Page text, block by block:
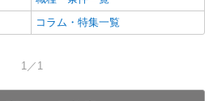
コラム・特集一覧
1／1